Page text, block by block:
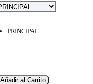
PRINCIPAL
Añadir al Carrito